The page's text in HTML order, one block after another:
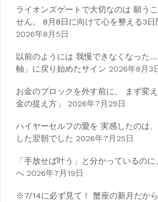
ライオンズゲートで大切なのは 願う
せん。 8月8日に向けて心を整える3日
2026年8月5日
以前のようには 我慢できなくなった
軸」に戻り始めたサイン 2026年8月3
お金のブロックを外す前に、 まず変
金の捉え方」
2026年7月29日
ハイヤーセルフの愛を 実感したのは
した翌朝でした 2026年7月25日
「手放せば叶う」と分かっているの
へ 2026年7月19日
※7/14に必ず見て！ 蟹座の新月だか